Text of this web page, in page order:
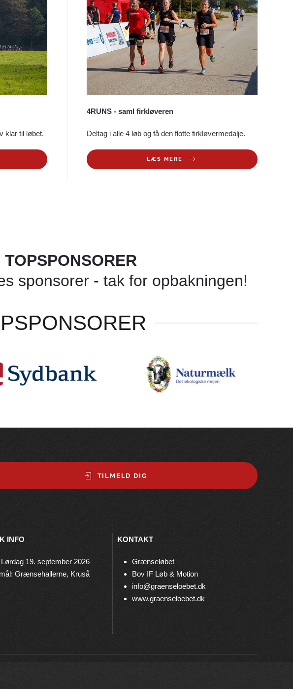
klar til løbet.
4RUNS - saml firkløveren
Deltag i alle 4 løb og få den flotte firkløvermedalje.
LÆS MERE
sponsorer - tak for opbakningen!
TILMELD DIG
INFO
19. september 2026
Grænsehallerne, Kruså
KONTAKT
Grænseløbet
Bov IF Løb & Motion
info@graenseloebet.dk
www.graenseloebet.dk